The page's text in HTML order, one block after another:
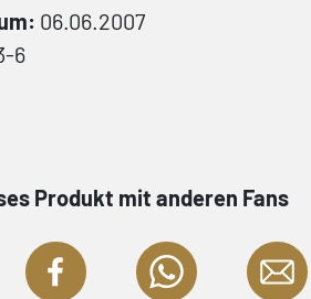
06.06.2007
6
harter Realismus und
Produkt mit anderen Fans